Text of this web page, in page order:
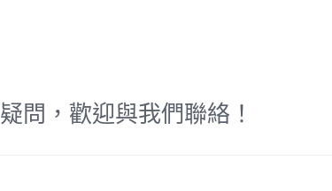
問，歡迎與我們聯絡！